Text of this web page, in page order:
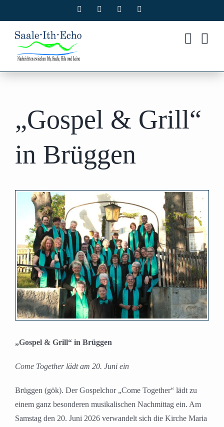
Inhalt
springen
Facebook Instagram
„Gospel & Grill“
in Brüggen
Zeige
grösseres
Bild
„Gospel & Grill“ in Brüggen
Come Together lädt am 20. Juni ein
Brüggen (gök). Der Gospelchor „Come Together“ lädt zu
einem ganz besonderen musikalischen Nachmittag ein. Am
Samstag den 20. Juni 2026 verwandelt sich die Kirche Maria